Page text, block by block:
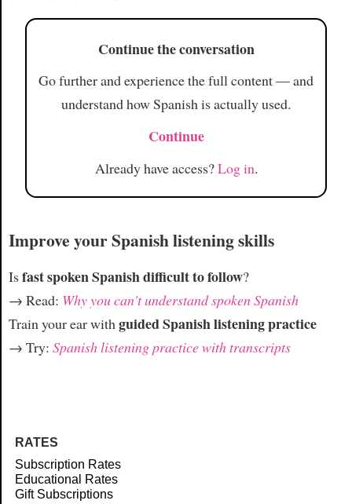
Continue the conversation
Go further and experience the full content — and
understand how Spanish is actually used.
Continue
Already have access?Log in.
Improve your Spanish listening skills
Isfast spoken Spanish difficult to follow?
→ Read: Why you can't understand spoken Spanish
Train your ear withguided Spanish listening practice
→ Try: Spanish listening practice with transcripts
RATES
Subscription Rates
Educational Rates
Gift Subscriptions